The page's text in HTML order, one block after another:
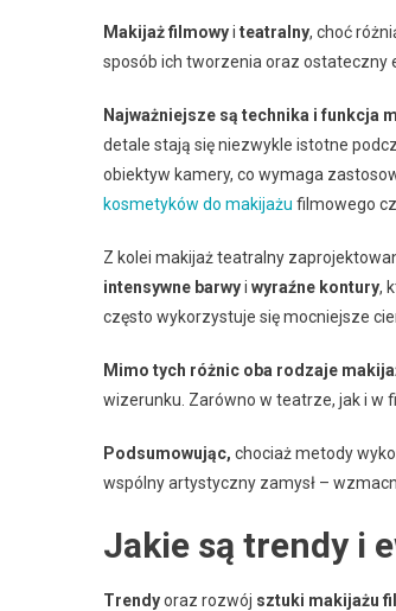
Makijaż filmowyi teatralny, choć
sposób ich tworzenia oraz ostateczny
Najważniejsze są technika i funkcja
detale stają się niezwykle istotne
obiektyw kamery, co wymaga
kosmetyków do makijażu filmowego
Z kolei makijaż teatralny
intensywne barwyi wyraźne kontury,
często wykorzystuje się mocniejsze
Mimo tych różnic oba rodzaje
wizerunku. Zarówno w teatrze, jak i w
Podsumowując, chociaż metody
wspólny artystyczny zamysł –
Jakie są trendy i
Trendyoraz rozwój sztuki makijażu